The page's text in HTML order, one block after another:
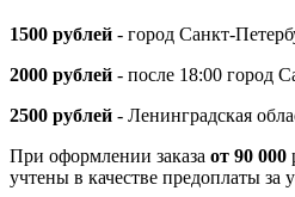
1500 рублей - город Санкт-
2000 рублей - после 18:00 город
2500 рублей - Ленинградская
При оформлении заказа от 90 000
учтены в качестве предоплаты за